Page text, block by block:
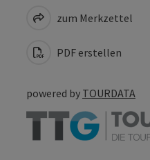
zum Merkzettel
PDF erstellen
powered by TOURDATA